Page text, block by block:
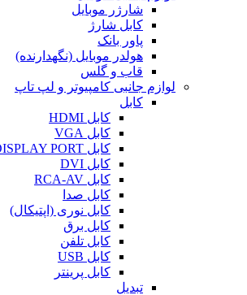
شارژر موبایل
کابل شارژ
پاور بانک
هولدر موبایل (نگهدارنده)
قاب و گلس
لوازم جانبی کامپیوتر و لپ تاپ
کابل
کابل HDMI
کابل VGA
کابل DISPLAY PORT
کابل DVI
کابل RCA-AV
کابل صدا
کابل نوری (اپتیکال)
کابل برق
کابل تلفن
کابل USB
کابل پرینتر
تبدیل